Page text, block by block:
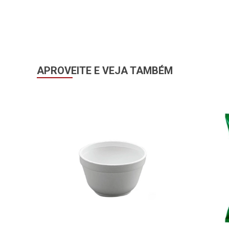
APROVEITE E VEJA TAMBÉM